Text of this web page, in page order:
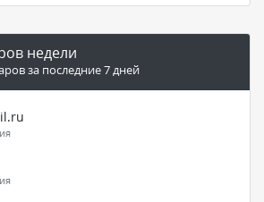
недели
за последние 7 дней